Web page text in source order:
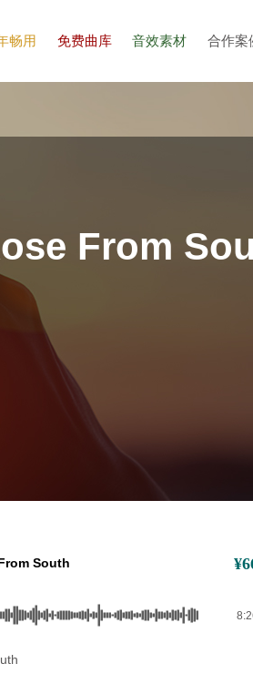
畅用 免费曲库 音效素材 合作案
From
South ¥